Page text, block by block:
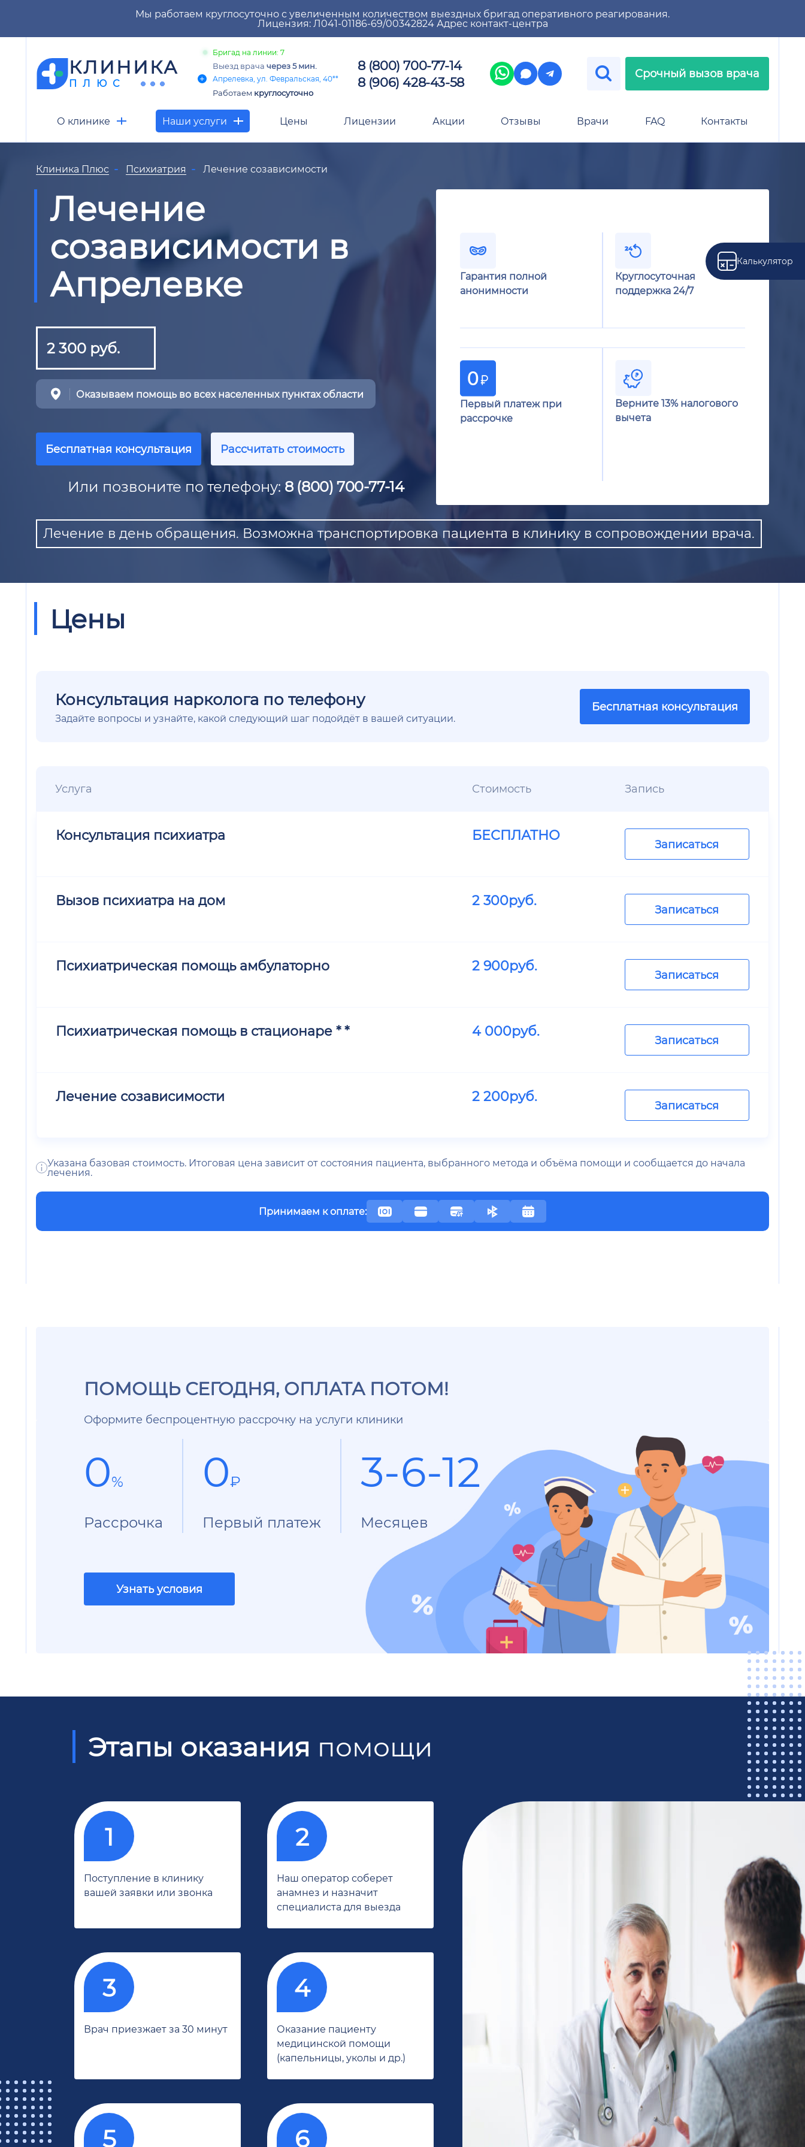
Мы работаем круглосуточно с увеличенным количеством выездных бригад оперативного реагирования.
Лицензия: Л041-01186-69/00342824 Адрес контакт-центра
КЛИНИКА
ПЛЮС
Бригад на линии: 7
Выезд врача через 5 мин.
Апрелевка, ул. Февральская, 40**
Работаем круглосуточно
8 (800) 700-77-14
8 (906) 428-43-58
Срочный вызов врача
О клинике Наши услуги Цены Лицензии Акции Отзывы Врачи FAQ Контакты
Калькулятор
Клиника Плюс Психиатрия Лечение созависимости
Лечение
созависимости в
Апрелевке
2 300 руб.
Оказываем помощь во всех населенных пунктах области
Бесплатная консультация Рассчитать стоимость
Или позвоните по телефону: 8 (800) 700-77-14
Лечение в день обращения. Возможна транспортировка пациента в клинику в сопровождении врача.
Гарантия полной
анонимности
Круглосуточная
поддержка 24/7
Первый платеж при
рассрочке
Верните 13% налогового
вычета
Цены
Консультация нарколога по телефону
Задайте вопросы и узнайте, какой следующий шаг подойдёт в вашей ситуации.
Бесплатная консультация
Услуга Стоимость Запись
Консультация психиатра БЕСПЛАТНО
Записаться
Вызов психиатра на дом 2 300руб.
Записаться
Психиатрическая помощь амбулаторно 2 900руб.
Записаться
Психиатрическая помощь в стационаре * * 4 000руб.
Записаться
Лечение созависимости 2 200руб.
Записаться
Указана базовая стоимость. Итоговая цена зависит от состояния пациента, выбранного метода и объёма помощи и сообщается до начала
лечения.
Принимаем к оплате:
ПОМОЩЬ СЕГОДНЯ, ОПЛАТА ПОТОМ!
Оформите беспроцентную рассрочку на услуги клиники
0%
Рассрочка
0₽
Первый платеж
3-6-12
Месяцев
Узнать условия
Этапы оказания помощи
Поступление в клинику
вашей заявки или звонка
Наш оператор соберет
анамнез и назначит
специалиста для выезда
Врач приезжает за 30 минут
Оказание пациенту
медицинской помощи
(капельницы, уколы и др.)